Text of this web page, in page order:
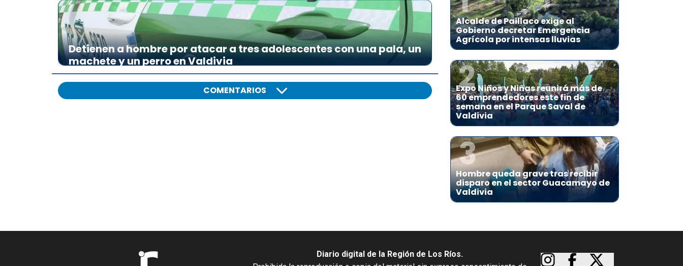
Detienen a hombre por atacar a tres adolescentes con una pala, un
machete y un perro en Valdivia
COMENTARIOS
Alcalde de Paillaco exige al
Gobierno decretar Emergencia
Agrícola por intensas lluvias
2
Expo Niños y Niñas reunirá más de
60 emprendedores este fin de
semana en el Parque Saval de
Valdivia
3
Hombre queda grave tras recibir
disparo en el sector Guacamayo de
Valdivia
Diario digital de la Región de Los Ríos.